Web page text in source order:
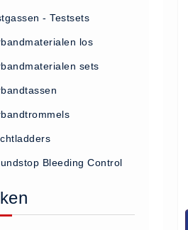
kasten (11)
- Testsets
los
sets
Bleeding Control